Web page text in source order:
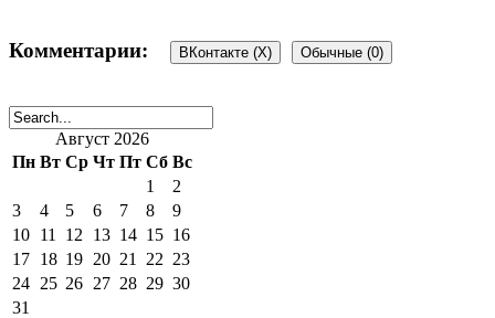
Комментарии: ВКонтакте (X) Обычные (0)
Добавить комментарий
Ваш адрес email не будет
поля помечены
Август 2026
Пн Вт Ср Чт Пт Сб Вс
1
2
3
4 5 6 7 8
9
10 11 12 13 14 15 16
17 18 19 20 21 22 23
24 25 26 27 28 29 30
31